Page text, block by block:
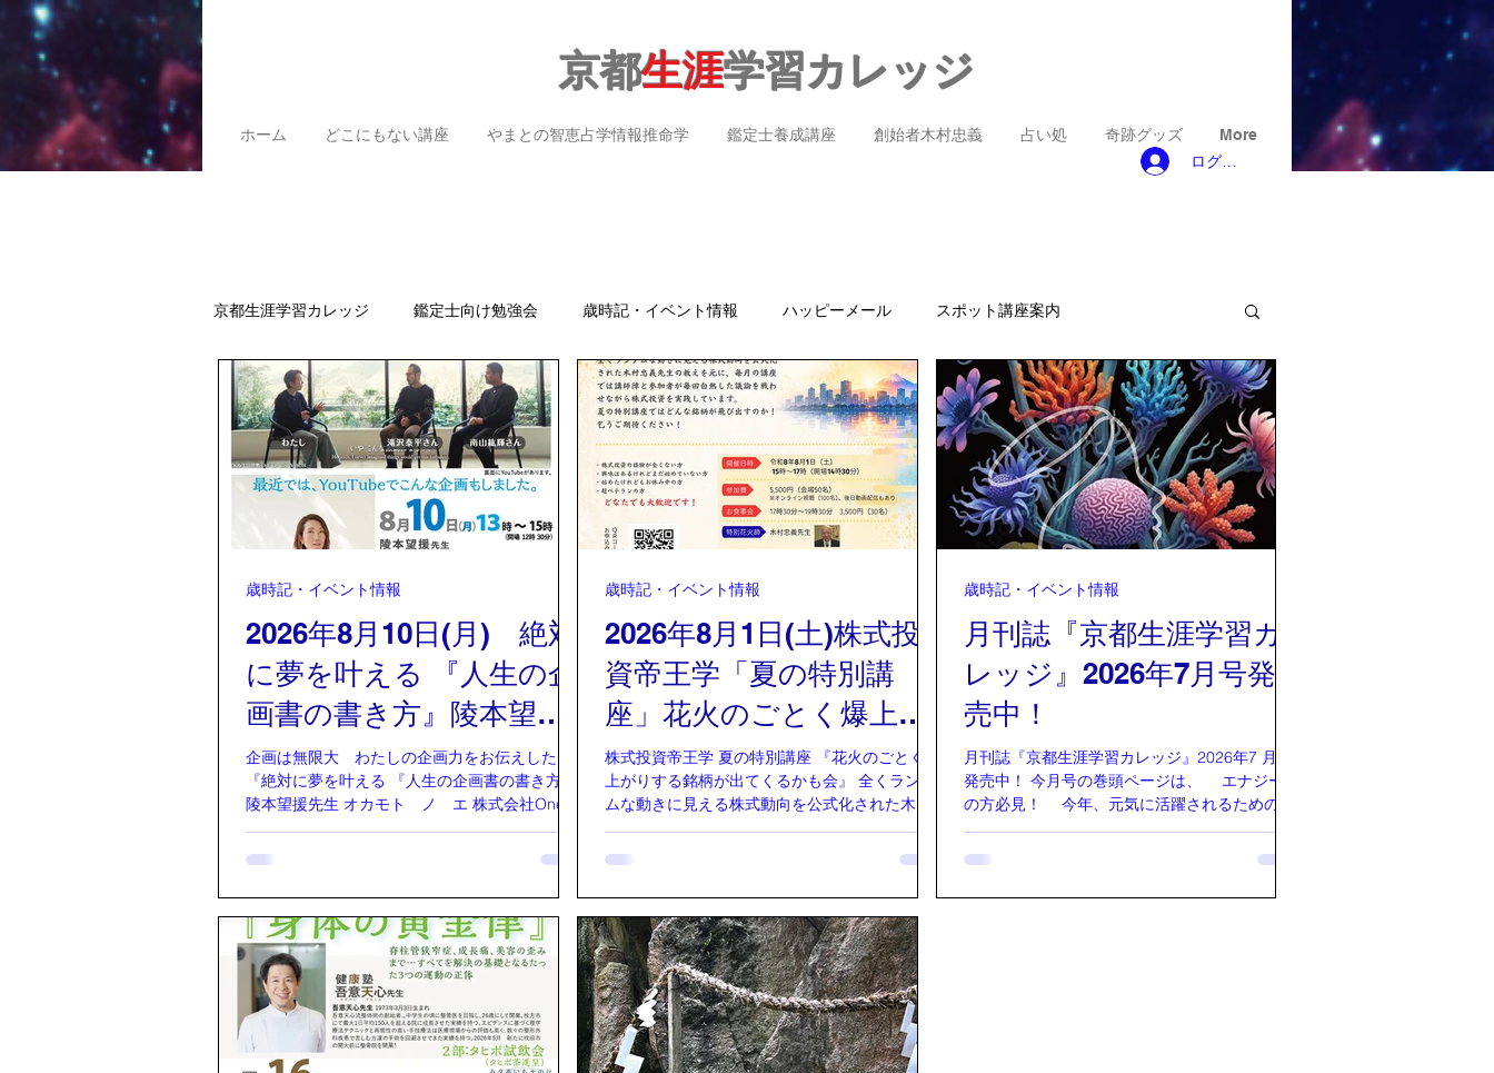
京都生涯学習カレッジ
ログイン
ホーム どこにもない講座 やまとの智恵占学情報推命学 鑑定士養成講座 創始者木村忠義 占い処 奇跡グッズ More
京都生涯学習カレッジ 鑑定士向け勉強会 歳時記・イベント情報 ハッピーメール スポット講座案内
2026年8月10日(月) 絶対
に夢を叶える 『人生の企
画書の書き方』陵本望援
先生
企画は無限大 わたしの企画力をお伝えしたい
『絶対に夢を叶える 『人生の企画書の書き方』
陵本望援先生 オカモト ノ エ 株式会社Ones
holding company 代表取締役 Ones Philosophia
主宰 アパレル、空間プロデュース、教育、コミ
る分野を横断しながら、「人生は設計できる
（Life can be designed.）」をテーマに活動。
韓国ファッションブランドWE11DONE日本展開
のプロデュースをはじめ、モロッコの伝統工芸
ラグを扱う「OnesHOME DECO」、オンライン
コミュニティ「Club Ones」、学びの場
「OnesPhilosophia」、YouTube「Ones TV
Program」などを展開。 近年は、「AI時代にお
歳時記・イベント情報
2026年8月1日(土)株式投
資帝王学「夏の特別講
座」花火のごとく爆上が
りする銘柄が出てくるか
も会
株式投資帝王学 夏の特別講座 『花火のごとく爆
上がりする銘柄が出てくるかも会』 全くランダ
ムな動きに見える株式動向を公式化された木村
忠義先生の教えを元に、毎月の講座では講師陣
と参加者が毎回白熱した議論を戦わせながら株
んな銘柄が飛び出すのか ！乞うご期待くださ
い！ ・株式投資の経験が全くない方 ・
興味はあるけれどまだ初めていない方 ・始めた
けれどもお休み中の方 ・超ベテランの方 どなた
でも大歓迎です。 ▼令和８年８月１日(土) ▼１
５時～１７時（開場１４時３０分） ▼ 参加
費 5500円会場（50名） オンライン（100名）
後日動画配信もあり ▼17時30分～19時30分
歳時記・イベント情報
月刊誌『京都生涯学習カ
レッジ』2026年7月号発
売中！
月刊誌『京都生涯学習カレッジ』2026年7 月号
発売中！ 今月号の巻頭ページは、 エナジー３
の方必見！ 今年、元気に活躍されるための魔
法の切り札を提案されています。 6月号のエ
ナジー４の方から、とても身に覚えがある内容
は 「大甘美葦芽彦舅尊」おおうましあしかび
歳時記・イベント情報